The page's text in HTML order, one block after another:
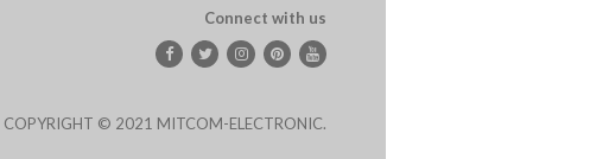
Connect with us
COPYRIGHT © 2021 MITCOM-ELECTRONIC.